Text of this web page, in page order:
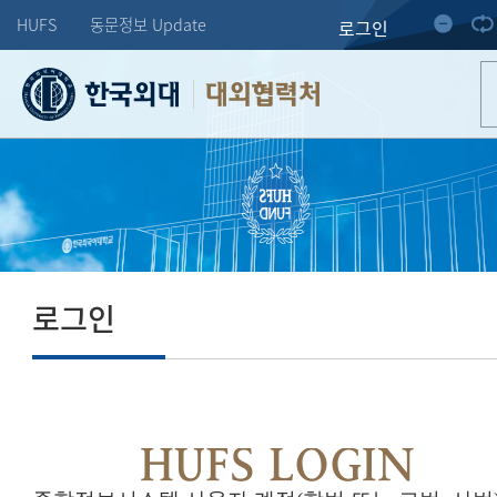
HUFS 동문정보 Update 로그인
대외협력처
로그인
HUFS LOGIN